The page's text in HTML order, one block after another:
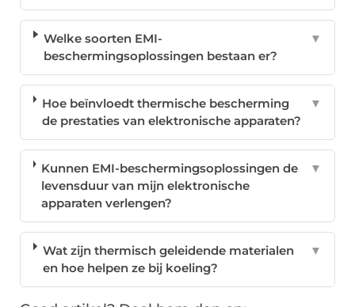
Welke soorten EMI-
beschermingsoplossingen bestaan er?
▼
Hoe beïnvloedt thermische bescherming
de prestaties van elektronische apparaten?
▼
Kunnen EMI-beschermingsoplossingen de
levensduur van mijn elektronische
apparaten verlengen?
▼
Wat zijn thermisch geleidende materialen
en hoe helpen ze bij koeling?
▼